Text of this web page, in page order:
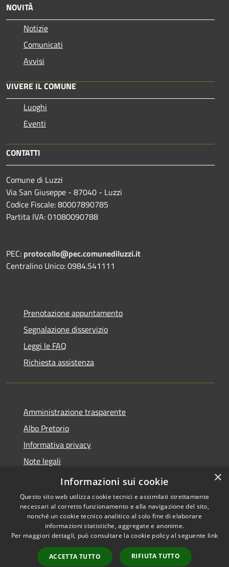
NOVITÀ
Notizie
Comunicati
Avvisi
VIVERE IL COMUNE
Luoghi
Eventi
CONTATTI
Comune di Luzzi
Via San Giuseppe - 87040 - Luzzi
Codice Fiscale: 80007890785
Partita IVA: 01080090788
PEC: protocollo@pec.comunediluzzi.it
Centralino Unico: 0984.541111
Prenotazione appuntamento
Segnalazione disservizio
Leggi le FAQ
Richiesta assistenza
Amministrazione trasparente
Albo Pretorio
Informativa privacy
Note legali
Dichiarazione di accessibilità
Accessibilità
Copyright © 2026 • Comune di
Luzzi • Powered by
Municipium•
Accesso
×
Informazioni sui cookie
Questo sito web utilizza cookie tecnici e assimilati strettamente
necessari al corretto funzionamento e alla navigazione del sito,
nonché un cookie tecnico analitico al solo fine di elaborare
informazioni statistiche, aggregate e anonime.
Per maggiori dettagli, può consultare la cookie policy al seguente link
ACCETTA TUTTO RIFIUTA TUTTO